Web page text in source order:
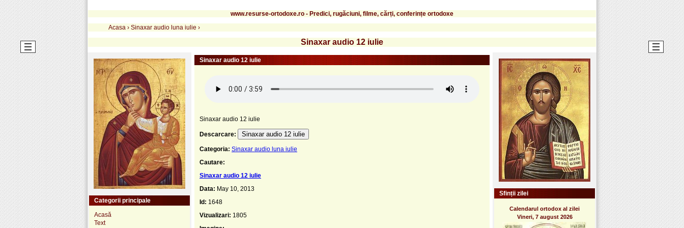
www.resurse-ortodoxe.ro - Predici, rugăciuni, filme, cărți, conferințe ortodoxe
Acasa › Sinaxar audio luna iulie ›
Sinaxar audio 12 iulie
Sinaxar audio 12 iulie
Sinaxar audio 12 iulie
Descarcare: Sinaxar audio 12 iulie
Categoria: Sinaxar audio luna iulie
Cautare:
Sinaxar audio 12 iulie
Data: May 10, 2013
Id: 1648
Vizualizari: 1805
Categorii principale
Acasă
Text
Sfinții zilei
Calendarul ortodox al zilei
Vineri, 7 august 2026